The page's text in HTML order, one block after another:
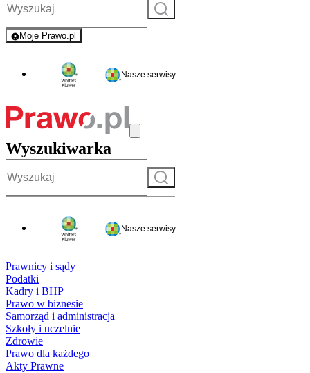
Szukaj
Moje Prawo.pl
- rejestracja i logowanie do serwisu
Nasze serwisy
Wyszukiwarka
Szukaj
Nasze serwisy
Prawnicy i sądy
Podatki
Kadry i BHP
Prawo w biznesie
Samorząd i administracja
Szkoły i uczelnie
Zdrowie
Prawo dla każdego
Akty Prawne